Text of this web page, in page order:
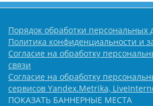
Порядок обработки персональных
Политика конфиденциальности и
Согласие на обработку
связи
Согласие на обработку
сервисов Yandex.Metrika,
ПОКАЗАТЬ БАННЕРНЫЕ МЕСТА